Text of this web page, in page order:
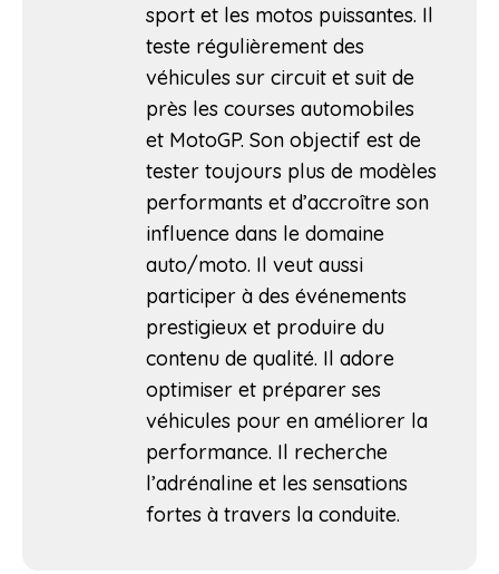
sport et les motos puissantes. Il
teste régulièrement des
véhicules sur circuit et suit de
près les courses automobiles
et MotoGP. Son objectif est de
tester toujours plus de modèles
performants et d’accroître son
influence dans le domaine
auto/moto. Il veut aussi
participer à des événements
prestigieux et produire du
contenu de qualité. Il adore
optimiser et préparer ses
véhicules pour en améliorer la
performance. Il recherche
l’adrénaline et les sensations
fortes à travers la conduite.